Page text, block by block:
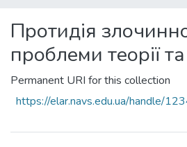
Протидія
проблеми теорії
Permanent URI for this collection
https://elar.navs.edu.ua/handle/